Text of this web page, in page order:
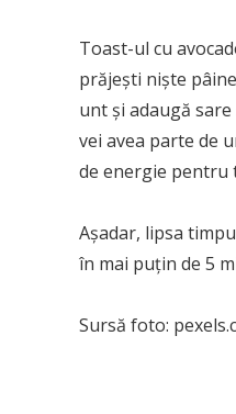
Toast-ul cu
prăjești niște
unt și adaugă
vei avea parte de
de energie pentru
Așadar, lipsa
în mai puțin de 5
Sursă foto: